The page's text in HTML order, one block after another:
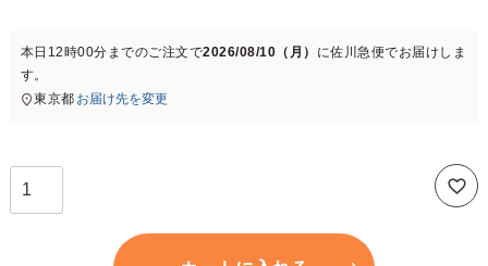
)
本日 12時00分 までのご注文で2026/08/10（月） に佐川急便でお届けしま
す。
東京都 お届け先を変更